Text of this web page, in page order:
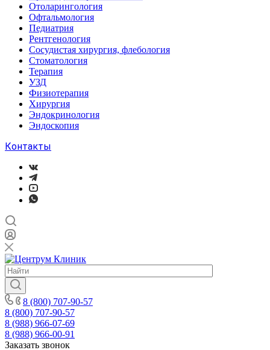
Отоларингология
Офтальмология
Педиатрия
Рентгенология
Сосудистая хирургия, флебология
Стоматология
Терапия
УЗД
Физиотерапия
Хирургия
Эндокринология
Эндоскопия
Контакты
8 (800) 707-90-57
8 (800) 707-90-57
8 (988) 966-07-69
8 (988) 966-00-91
Заказать звонок